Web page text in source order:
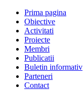
Prima pagina
Obiective
Activitati
Proiecte
Membri
Publicatii
Buletin informativ
Parteneri
Contact